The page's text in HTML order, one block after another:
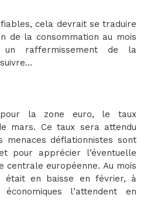
cela devrait se traduire
de la consommation au mois
raffermissement de la
pour la zone euro, le taux
mars. Ce taux sera attendu
menaces déflationnistes sont
pour apprécier l’éventuelle
centrale européenne. Au mois
était en baisse en février, à
l’attendent en